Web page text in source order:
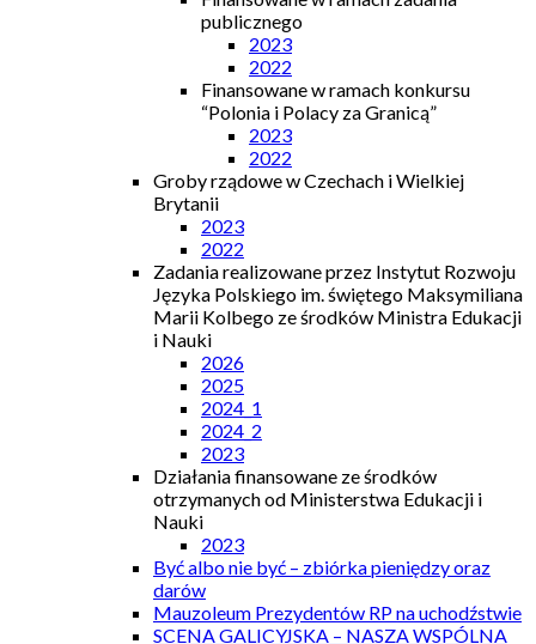
publicznego
2023
2022
Finansowane w ramach konkursu
“Polonia i Polacy za Granicą”
2023
2022
Groby rządowe w Czechach i Wielkiej
Brytanii
2023
2022
Zadania realizowane przez Instytut Rozwoju
Języka Polskiego im. świętego Maksymiliana
Marii Kolbego ze środków Ministra Edukacji
i Nauki
2026
2025
2024_1
2024_2
2023
Działania finansowane ze środków
otrzymanych od Ministerstwa Edukacji i
Nauki
2023
Być albo nie być – zbiórka pieniędzy oraz
darów
Mauzoleum Prezydentów RP na uchodźstwie
SCENA GALICYJSKA – NASZA WSPÓLNA